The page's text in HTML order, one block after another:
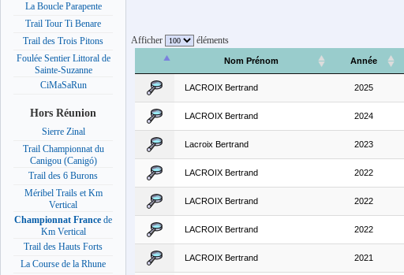
La Boucle Parapente
Trail Tour Ti Benare
Trail des Trois Pitons
Foulée Sentier Littoral de
Sainte-Suzanne
CiMaSaRun
Hors Réunion
Sierre Zinal
Trail Championnat du
Canigou (Canigó)
Trail des 6 Burons
Méribel Trails et Km
Vertical
Championnat France de
Km Vertical
Trail des Hauts Forts
La Course de la Rhune
Afficher éléments
Nom Prénom Année
LACROIX Bertrand 2025
LACROIX Bertrand 2024
Lacroix Bertrand 2023
LACROIX Bertrand 2022
LACROIX Bertrand 2022
LACROIX Bertrand 2022
LACROIX Bertrand 2021